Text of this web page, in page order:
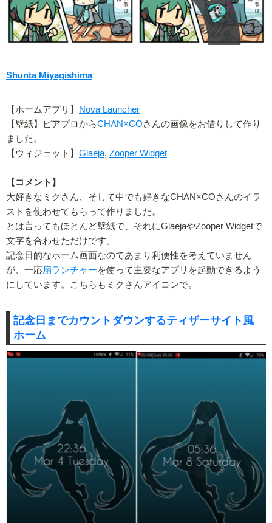
Shunta Miyagishima
【ホームアプリ】
Nova Launcher
【壁紙】ピアプロからCHAN×COさんの画像をお借りして作り
ました。
【ウィジェット】 Glaeja, Zooper Widget
【コメント】
大好きなミクさん、そして中でも好きなCHAN×COさんのイラ
ストを使わせてもらって作りました。
とは言ってもほとんど壁紙で、それにGlaejaやZooper Widgetで
文字を合わせただけです。
記念日的なホーム画面なのであまり利便性を考えていません
が、一応扇ランチャーを使って主要なアプリを起動できるよう
にしています。こちらもミクさんアイコンで。
記念日までカウントダウンするティザーサイト風
ホーム